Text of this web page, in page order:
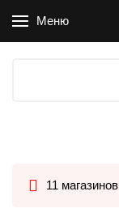
Меню
11 магазинов